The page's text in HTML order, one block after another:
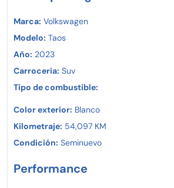
Marca: Volkswagen
Modelo: Taos
Año: 2023
Carroceria: Suv
Tipo de combustible:
Color exterior: Blanco
Kilometraje: 54,097 KM
Condición: Seminuevo
Performance